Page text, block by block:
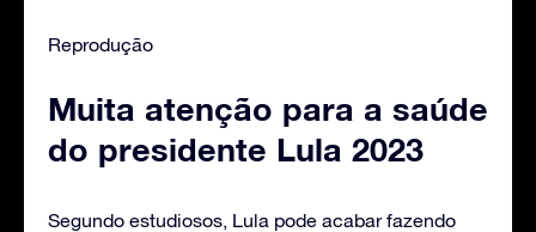
Reprodução
Muita atenção para a saúde
do presidente Lula 2023
Segundo estudiosos, Lula pode acabar fazendo